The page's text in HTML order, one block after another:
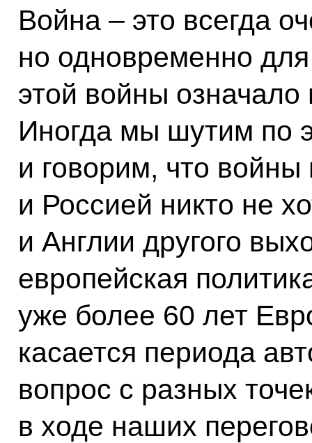
Война – это всегда
но одновременно
этой войны
Иногда мы шутим по
и говорим, что
и Россией никто не
и Англии другого
европейская
уже более 60 лет
касается периода
вопрос с разных
в ходе наших